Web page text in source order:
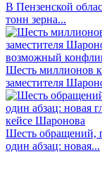
В Пензенской
тонн зерна...
Шесть миллионов
заместителя
Шесть обращений,
один абзац: новая...